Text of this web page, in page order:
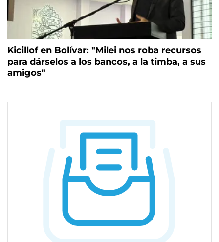
Kicillof en Bolívar: "Milei nos roba recursos
para dárselos a los bancos, a la timba, a sus
amigos"